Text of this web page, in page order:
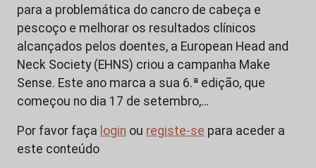
para a problemática do cancro de cabeça e
pescoço e melhorar os resultados clínicos
alcançados pelos doentes, a European Head and
Neck Society (EHNS) criou a campanha Make
Sense. Este ano marca a sua 6.ª edição, que
começou no dia 17 de setembro,…
Por favor faça login ou registe-se para aceder a
este conteúdo